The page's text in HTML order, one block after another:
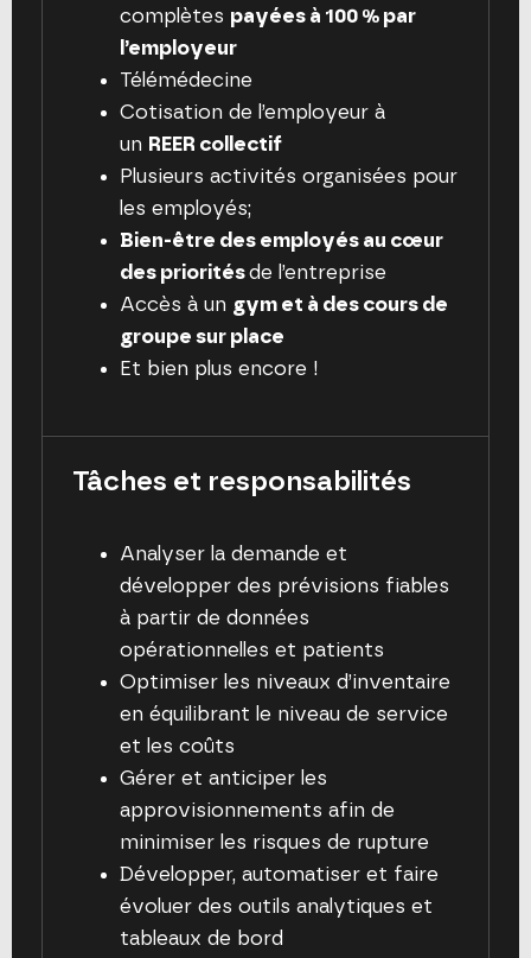
complètes payées à 100 % par
l’employeur
Télémédecine
Cotisation de l’employeur à
un REER collectif
Plusieurs activités organisées pour
les employés;
Bien-être des employés au cœur
des prioritésde l’entreprise
Accès à un gym et à des cours de
groupe sur place
Et bien plus encore !
Tâches et responsabilités
Analyser la demande et
développer des prévisions fiables
à partir de données
opérationnelles et patients
Optimiser les niveaux d’inventaire
en équilibrant le niveau de service
et les coûts
Gérer et anticiper les
approvisionnements afin de
minimiser les risques de rupture
Développer, automatiser et faire
évoluer des outils analytiques et
tableaux de bord